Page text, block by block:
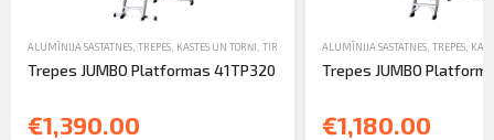
ALUMĪNIJA SASTATNES, TREPES, KASTES UN TORŅI TIRDZNIECĪBA, TREPES
Trepes JUMBO Platformas 41TP320
€1,390.00
ALUMĪNIJA SASTATNES, TREPES,
Trepes JUMBO
€1,180.00